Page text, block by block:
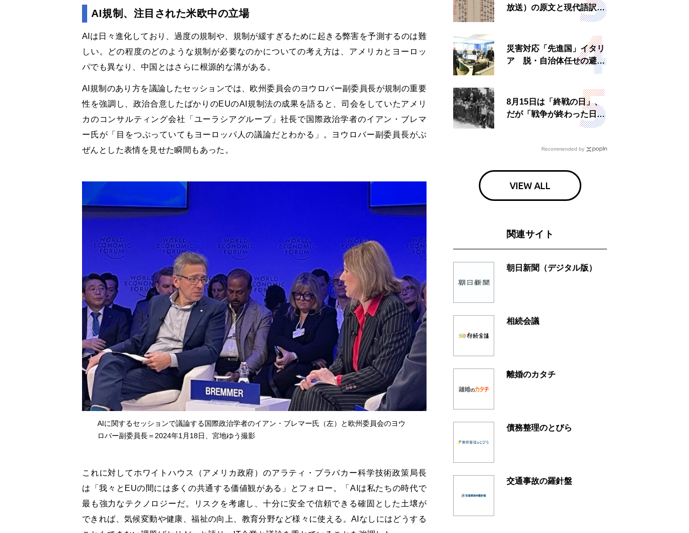
AI規制、注目された米欧中の立場
AIは日々進化しており、過度の規制や、規制が緩すぎるために起きる弊害を予測するのは難
しい。どの程度のどのような規制が必要なのかについての考え方は、アメリカとヨーロッ
パでも異なり、中国とはさらに根源的な溝がある。
AI規制のあり方を議論したセッションでは、欧州委員会のヨウロバー副委員長が規制の重要
性を強調し、政治合意したばかりのEUのAI規制法の成果を語ると、司会をしていたアメリ
カのコンサルティング会社「ユーラシアグループ」社長で国際政治学者のイアン・ブレマ
ー氏が「目をつぶっていてもヨーロッパ人の議論だとわかる」。ヨウロバー副委員長がぶ
ぜんとした表情を見せた瞬間もあった。
AIに関するセッションで議論する国際政治学者のイアン・ブレマー氏（左）と欧州委員会のヨウ
ロバー副委員長＝2024年1月18日、宮地ゆう撮影
これに対してホワイトハウス（アメリカ政府）のアラティ・プラバカー科学技術政策局長
は「我々とEUの間には多くの共通する価値観がある」とフォロー。「AIは私たちの時代で
最も強力なテクノロジーだ。リスクを考慮し、十分に安全で信頼できる確固とした土壌が
できれば、気候変動や健康、福祉の向上、教育分野など様々に使える。AIなしにはどうする
放送）の原文と現代語訳を
読む もう一つの「終戦の
災害対応「先進国」イタリ
ア 脱・自治体任せの避難
所運営、被災者への温かい
8月15日は「終戦の日」、
だが「戦争が終わった日」
は国によって異なる？
Recommended by
VIEW ALL
関連サイト
朝日新聞（デジタル版）
相続会議
離婚のカタチ
債務整理のとびら
交通事故の羅針盤